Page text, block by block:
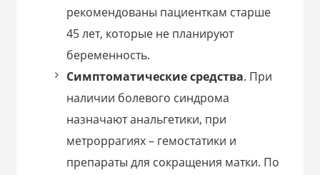
рекомендованы пациенткам старше
45 лет, которые не планируют
беременность.
Симптоматические средства. При
наличии болевого синдрома
назначают анальгетики, при
метроррагиях – гемостатики и
препараты для сокращения матки. По